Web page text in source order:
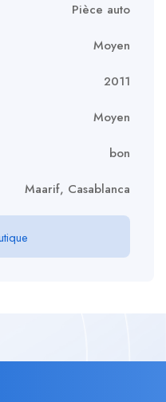
Pièce auto
Moyen
2011
Moyen
bon
Maarif, Casablanca